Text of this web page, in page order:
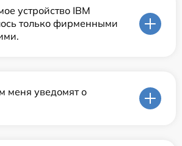
устройство IBM
только фирменными
меня уведомят о